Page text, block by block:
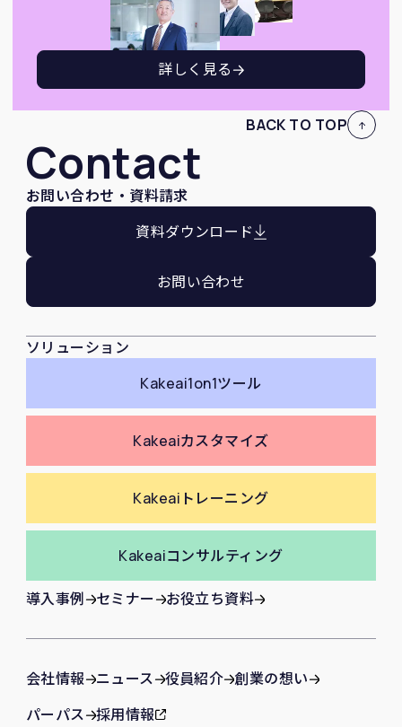
詳しく見る
BACK TO TOP
Contact
お問い合わせ・資料請求
資料ダウンロード
お問い合わせ
ソリューション
Kakeai1on1ツール
Kakeaiカスタマイズ
Kakeai トレーニング
Kakeaiコンサルティング
導入事例 セミナー お役立ち資料
会社情報 ニュース 役員紹介 創業の想い
パーパス
採用情報